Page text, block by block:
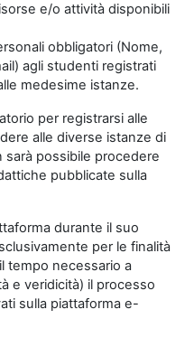
e/o attività disponibili
obbligatori (Nome,
agli studenti registrati
medesime istanze.
per registrarsi alle
alle diverse istanze di
sarà possibile procedere
pubblicate sulla
durante il suo
per le finalità
tempo necessario a
e veridicità) il processo
sulla piattaforma e-